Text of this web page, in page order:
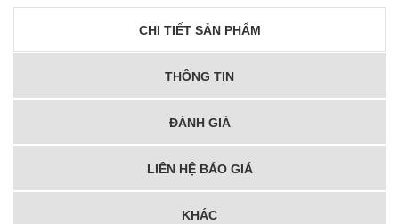
CHI TIẾT SẢN PHẨM
THÔNG TIN
ĐÁNH GIÁ
LIÊN HỆ BÁO GIÁ
KHÁC